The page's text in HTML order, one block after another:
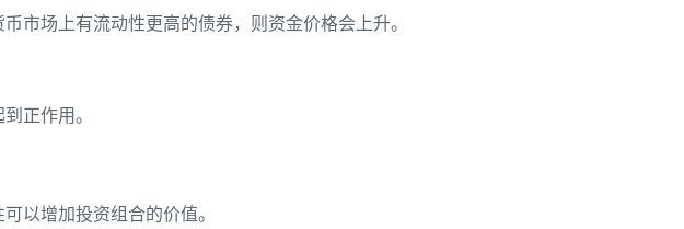
市场上有流动性更高的债券，则资金价格会上升。
正作用。
以增加投资组合的价值。